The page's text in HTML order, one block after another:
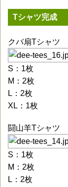
Tシャツ完成
クバ扇Tシャツ
S：1枚
M：2枚
L：2枚
XL：1枚
闘山羊Tシャツ
S：1枚
M：2枚
L：2枚